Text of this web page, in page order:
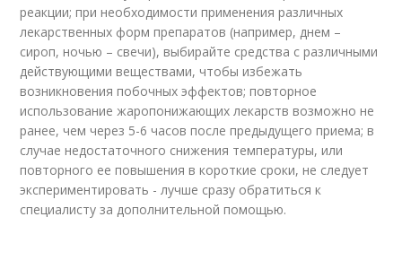
реакции; при необходимости применения различных
лекарственных форм препаратов (например, днем –
сироп, ночью – свечи), выбирайте средства с различными
действующими веществами, чтобы избежать
возникновения побочных эффектов; повторное
использование жаропонижающих лекарств возможно не
ранее, чем через 5-6 часов после предыдущего приема; в
случае недостаточного снижения температуры, или
повторного ее повышения в короткие сроки, не следует
экспериментировать - лучше сразу обратиться к
специалисту за дополнительной помощью.